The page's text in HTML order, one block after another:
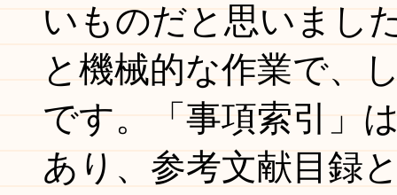
いものだと思いまし
と機械的な作業で、
です。「事項索引」
あり、参考文献目録